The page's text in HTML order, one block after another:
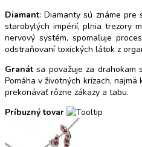
Diamant: Diamanty sú známe pre
starobylých impérií, plnia trezory
nervový systém, spomaľuje
odstraňovaní toxických látok z
Granátsa považuje za drahokam
Pomáha v životných krízach,
prekonávať rôzne zákazy a tabu.
Príbuzný tovar